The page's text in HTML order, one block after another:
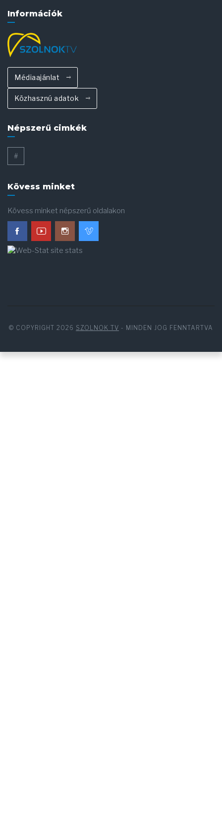
Információk
Médiaajánlat
Közhasznú adatok
Népszerű cimkék
#
Kövess minket
Kövess minket népszerű oldalakon
© COPYRIGHT 2026 SZOLNOK TV - MINDEN JOG FENNTARTVA